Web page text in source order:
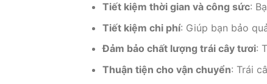
Tiết kiệm thời gian và công sức:
Tiết kiệm chi phí: Giúp bạn bảo
Đảm bảo chất lượng trái cây tươi:
Thuận tiện cho vận chuyển: Trái